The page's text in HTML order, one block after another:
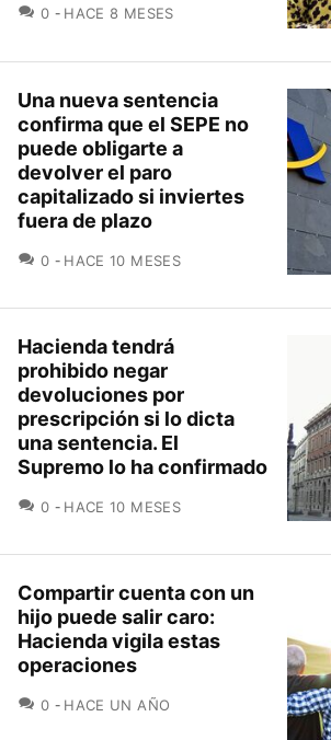
0 COMENTARIOS
HACE 8 MESES
Una nueva sentencia
confirma que el SEPE no
puede obligarte a
devolver el paro
capitalizado si inviertes
fuera de plazo
0 COMENTARIOS
HACE 10 MESES
Hacienda tendrá
prohibido negar
devoluciones por
prescripción si lo dicta
una sentencia. El
Supremo lo ha confirmado
0 COMENTARIOS
HACE 10 MESES
Compartir cuenta con un
hijo puede salir caro:
Hacienda vigila estas
operaciones
0 COMENTARIOS
HACE UN AÑO